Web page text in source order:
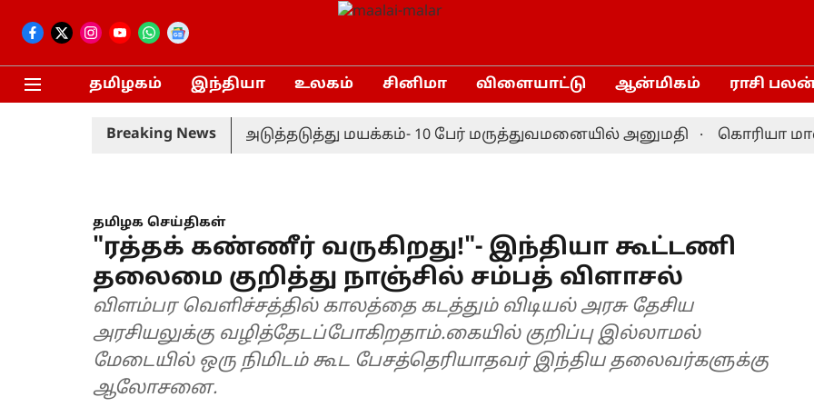
தமிழகம் இந்தியா உலகம் சினிமா விளையாட்டு ஆன்மிகம் ராசி
Breaking News
காவலர்கள் அடுத்தடுத்து மயக்கம்- 10 பேர் மருத்துவமனையில் அனுமதி கொரியா
தமிழக செய்திகள்
"ரத்தக் கண்ணீர் வருகிறது!"- இந்தியா கூட்டணி
தலைமை குறித்து நாஞ்சில் சம்பத் விளாசல்
விளம்பர வெளிச்சத்தில் காலத்தை கடத்தும் விடியல் அரசு தேசிய
அரசியலுக்கு வழித்தேடப்போகிறதாம்.கையில் குறிப்பு இல்லாமல்
மேடையில் ஒரு நிமிடம் கூட பேசத்தெரியாதவர் இந்திய தலைவர்களுக்கு
ஆலோசனை.